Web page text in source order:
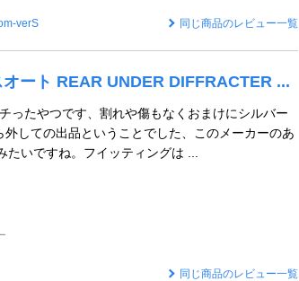
verS 同じ商品のレビュー一覧
ート REAR UNDER DIFFRACTER ...
ったやつです、割れや傷もなくおまけにシルバー
しての出品ということでした、このメーカーのあ
いですね。フイッティングは ...
同じ商品のレビュー一覧